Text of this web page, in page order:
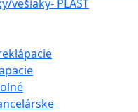
vešiaky- PLAST